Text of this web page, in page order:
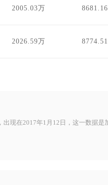
2005.03万 8681.16
2026.59万 8774.51